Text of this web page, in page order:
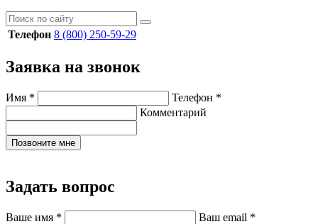
Телефон 8 (800) 250-59-29
Заявка на звонок
Имя * Телефон *
Комментарий
Позвоните мне
Задать вопрос
Ваше имя * Ваш email *